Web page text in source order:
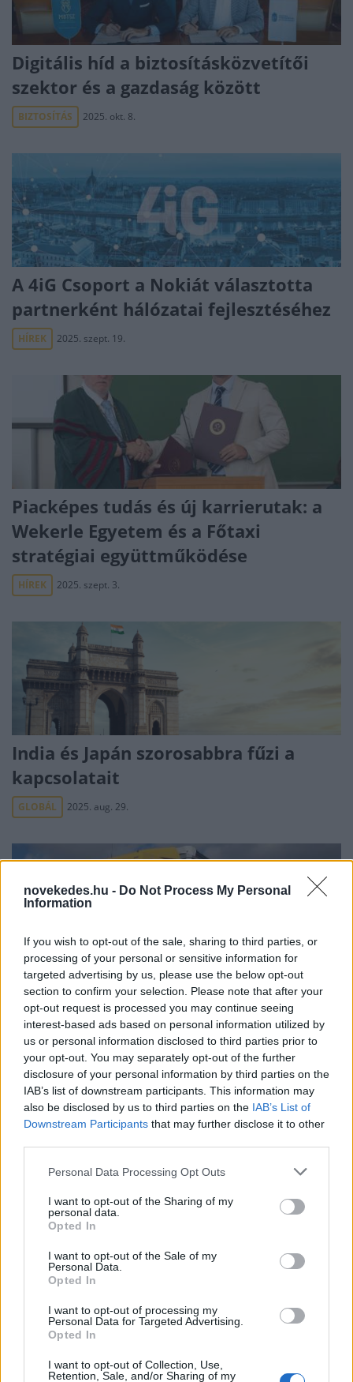
novekedes.hu - Do Not Process My Personal
Information
If you wish to opt-out of the sale, sharing to third parties, or
processing of your personal or sensitive information for
targeted advertising by us, please use the below opt-out
section to confirm your selection. Please note that after your
opt-out request is processed you may continue seeing
interest-based ads based on personal information utilized by
us or personal information disclosed to third parties prior to
your opt-out. You may separately opt-out of the further
disclosure of your personal information by third parties on the
IAB’s list of downstream participants. This information may
also be disclosed by us to third parties on the IAB’s List of
Downstream Participants that may further disclose it to other
Please note that this website/app uses one or more Google
not limited to your visit or usage behaviour. You may click to
grant or deny consent to Google and its third-party tags to
use your data for below specified purposes in below Google
consent section.
Personal Data Processing Opt Outs
I want to opt-out of the Sharing of my
personal data.
Opted In
I want to opt-out of the Sale of my
Personal Data.
Opted In
I want to opt-out of processing my
Personal Data for Targeted Advertising.
Opted In
I want to opt-out of Collection, Use,
Retention, Sale, and/or Sharing of my
Digitális híd a biztosításközvetítői
szektor és a gazdaság között
BIZTOSÍTÁS 2025. okt. 8.
A 4iG Csoport a Nokiát választotta
partnerként hálózatai fejlesztéséhez
HÍREK 2025. szept. 19.
Piacképes tudás és új karrierutak: a
Wekerle Egyetem és a Főtaxi
stratégiai együttműködése
HÍREK 2025. szept. 3.
India és Japán szorosabbra fűzi a
kapcsolatait
GLOBÁL 2025. aug. 29.
Együttműködik a Waberer's és az
MVM
HÍREK 2025. aug. 23.
Szorosabb magyar-francia
együttműködés: nukleáris ipar, a
gazdák támogatása, hadiipar a
fókuszban